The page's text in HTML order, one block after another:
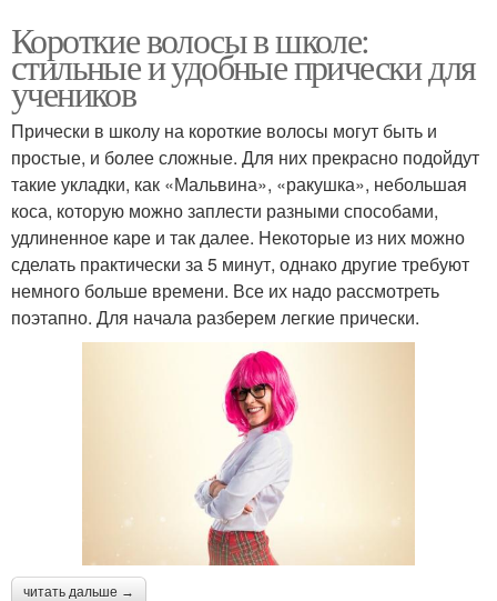
Короткие волосы в школе:
стильные и удобные прически для
учеников
Прически в школу на короткие волосы могут быть и
простые, и более сложные. Для них прекрасно подойдут
такие укладки, как «Мальвина», «ракушка», небольшая
коса, которую можно заплести разными способами,
удлиненное каре и так далее. Некоторые из них можно
сделать практически за 5 минут, однако другие требуют
немного больше времени. Все их надо рассмотреть
поэтапно. Для начала разберем легкие прически.
читать дальше →